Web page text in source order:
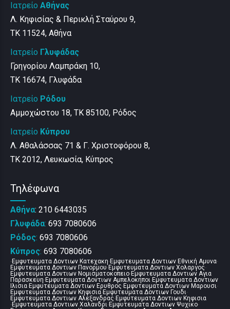
Ιατρείο Αθήνας
Λ. Κηφισίας & Περικλή Σταύρου 9,
ΤΚ 11524, Αθήνα
Ιατρείο Γλυφάδας
Γρηγορίου Λαμπράκη 10,
ΤΚ 16674, Γλυφάδα
Ιατρείο Ρόδου
Αμμοχώστου 18, ΤΚ 85100, Ρόδος
Ιατρείο Κύπρου
Λ. Αθαλάσσας 71 & Γ. Χριστοφόρου 8,
ΤΚ 2012, Λευκωσία, Κύπρος
Τηλέφωνα
Αθήνα: 210 6443035
Γλυφάδα: 693 7080606
Ρόδος: 693 7080606
Κύπρος: 693 7080606
-Εμφυτευματα Δοντιων Κατεχακη-Εμφυτευματα Δοντιων Εθνική Αμυνα-
Εμφυτευματα Δοντιων Πανορμου-Εμφυτευματα Δοντιων Χολαργος-
Εμφυτευματα Δοντιων Νομισματοκοπειο-Εμφυτευματα Δοντιων Αγια
Παρασκευη-Εμφυτευματα Δοντιων Αμπελοκηποι-Εμφυτευματα Δοντιων
Ιλισια-Εμφυτευματα Δοντιων Ερυθρος-Εμφυτευματα Δοντιων Μαρουσι-
Εμφυτευματα Δοντιων Κηφισια-Εμφυτευματα Δοντιων Γουδι-
Εμφυτευματα Δοντιων Αλεξανδρας-Εμφυτευματα Δοντιων Κηφισια
-Εμφυτευματα Δοντιων Χαλανδρι-Εμφυτευματα Δοντιων Ψυχικο-